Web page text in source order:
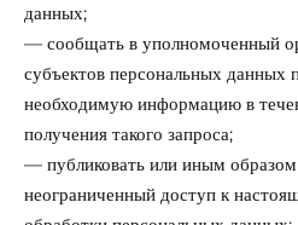
данных;
— сообщать в уполномоченный
субъектов персональных данных
необходимую информацию в
получения такого запроса;
— публиковать или иным образом
неограниченный доступ к